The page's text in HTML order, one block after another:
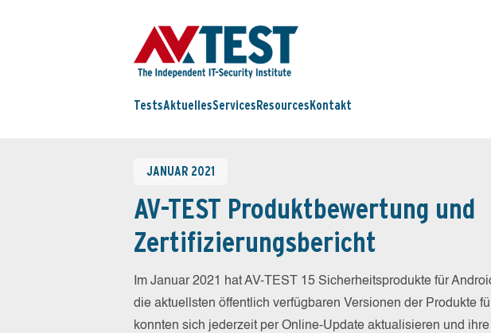
TestsAktuellesServices Resources Kontakt
JANUAR 2021
AV-TEST Produktbewertung und
Zertifizierungsbericht
Im Januar 2021 hat AV-TEST 15 Sicherheitsprodukte für
die aktuellsten öffentlich verfügbaren Versionen der Produkte
konnten sich jederzeit per Online-Update aktualisieren und ihre